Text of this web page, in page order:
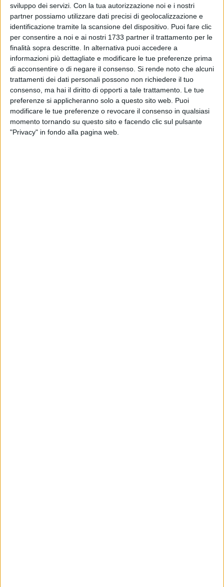
sviluppo dei servizi. Con la tua autorizzazione noi e i nostri
partner possiamo utilizzare dati precisi di geolocalizzazione e
identificazione tramite la scansione del dispositivo. Puoi fare clic
per consentire a noi e ai nostri 1733 partner il trattamento per le
finalità sopra descritte. In alternativa puoi accedere a
informazioni più dettagliate e modificare le tue preferenze prima
di acconsentire o di negare il consenso. Si rende noto che alcuni
trattamenti dei dati personali possono non richiedere il tuo
consenso, ma hai il diritto di opporti a tale trattamento. Le tue
preferenze si applicheranno solo a questo sito web. Puoi
modificare le tue preferenze o revocare il consenso in qualsiasi
momento tornando su questo sito e facendo clic sul pulsante
"Privacy" in fondo alla pagina web.
adesso a Gravina, dopo aver fatto il pieno di partecipazione
e consensi in altre città come Trani, Barletta, Perugia e Bari.
Un ricco programma che animerà l'area fiera San Giorgio di
Gravina, da venerdì 16 a domenica 18 dicembre, allestito con
stand di moda e con intrattenimenti: dall'animazione per i
più piccini come per esempio la presenza di mascotte, il
truccabimbi e il ballon Art e gli spettacoli teatrale per
bambini; alle simpatiche gag dei clown, allo show con il
comico Emanuele de Niccolò, alla musica dei dj set Micky e
Fabio Rizzi.